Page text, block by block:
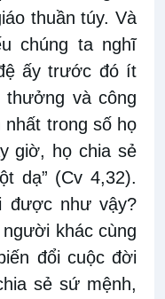
thuần túy. Và
chúng ta nghĩ
ấy trước đó ít
thưởng và công
trong số họ
giờ, họ chia sẻ
dạ” (Cv 4,32).
được như vậy?
khác cùng
đổi cuộc đời
sẻ sứ mệnh,